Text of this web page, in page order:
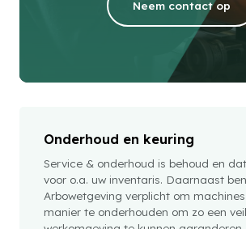
Neem contact op
Onderhoud en keuring
Service & onderhoud is behoud en
voor o.a. uw inventaris. Daarnaast
Arbowetgeving verplicht om
manier te onderhouden om zo een